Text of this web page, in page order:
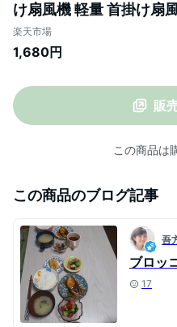
け扇風機 軽量 首掛け扇
携帯扇風機 ハンディファ
風機 ポータブル ファン
ち運び 軽量 熱中症対策
楽天市場
1,680円
販
この商品は
この商品のブログ記事
吾
ブロッ
17